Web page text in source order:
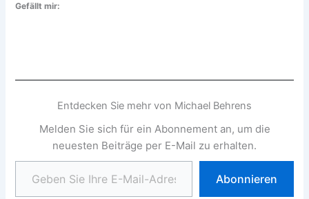
Gefällt mir:
Entdecken Sie mehr von Michael Behrens
Melden Sie sich für ein Abonnement an, um die
neuesten Beiträge per E-Mail zu erhalten.
Geben Sie Ihre E-Mail-Adresse ein ...
Abonnieren